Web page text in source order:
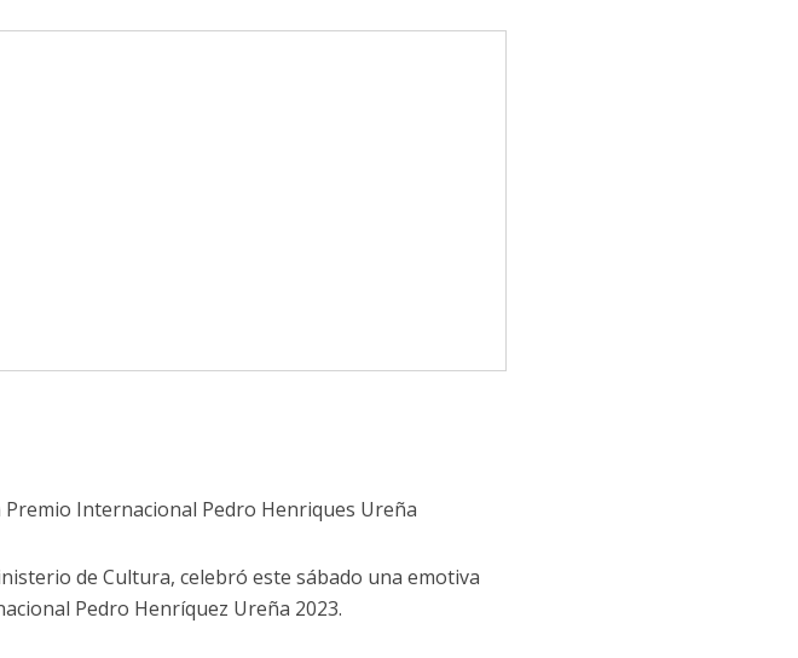
Internacional Pedro Henriques Ureña
de Cultura, celebró este sábado una emotiva
Pedro Henríquez Ureña 2023.